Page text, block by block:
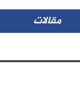
مقالات